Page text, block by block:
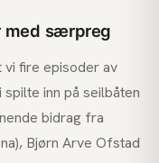
med særpreg
vi fire episoder av
inn på seilbåten
bidrag fra
Bjørn Arve Ofstad